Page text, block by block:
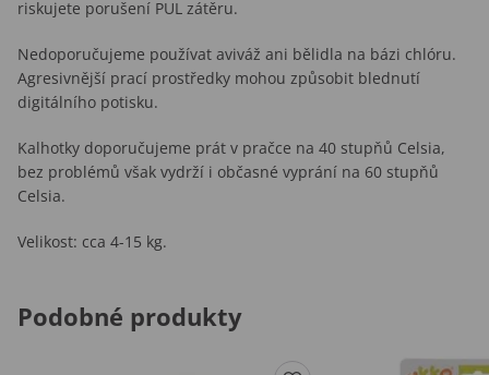
riskujete porušení PUL zátěru.
Nedoporučujeme používat aviváž ani bělidla na bázi chlóru.
Agresivnější prací prostředky mohou způsobit blednutí
digitálního potisku.
Kalhotky doporučujeme prát v pračce na 40 stupňů Celsia,
bez problémů však vydrží i občasné vyprání na 60 stupňů
Celsia.
Velikost: cca 4-15 kg.
Podobné produkty